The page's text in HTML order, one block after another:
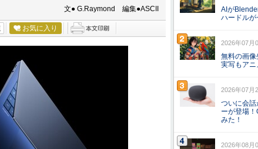
文● G.Raymond 編集●ASCII
お気に入り
AIが
ハードルが
2026年07月
無料の画
実写もアニ
2026年07月
ついに会話
ーが登場
みた！
2026年08月